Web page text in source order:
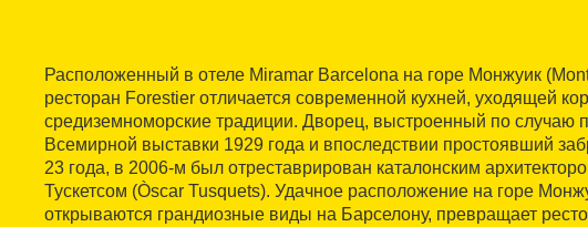
Расположенный в отеле Miramar Barcelona на горе Монжуик
ресторан Forestier отличается современной кухней, уходящей
средиземноморские традиции. Дворец, выстроенный по случаю
Всемирной выставки 1929 года и впоследствии простоявший
23 года, в 2006-м был отреставрирован каталонским
Тускетсом (Òscar Tusquets). Удачное расположение на горе
открываются грандиозные виды на Барселону, превращает